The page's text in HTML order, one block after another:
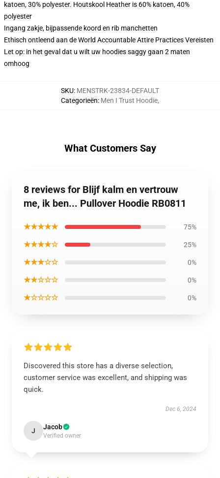
katoen, 30% polyester. Houtskool Heather is 60% katoen, 40%
polyester
Ingang zakje, bijpassende koord en rib manchetten
Ethisch ontleend aan de World Accountable Attire Practices Vereisten
Let op: in het geval dat u wilt uw hoodies saggy gaan 2 maten
omhoog
SKU: MENSTRK-23834-DEFAULT
Categorieën: Men I Trust Hoodie,
What Customers Say
8 reviews for Blijf kalm en vertrouw
me, ik ben... Pullover Hoodie RB0811
★★★★★ 75%
★★★★☆ 25%
★★★☆☆ 0%
★★☆☆☆ 0%
★☆☆☆☆ 0%
Discovered this store has a diverse selection,
customer service was excellent, and shipping was
quick.
Dec 6, 2024
J Jacob
Verified owner